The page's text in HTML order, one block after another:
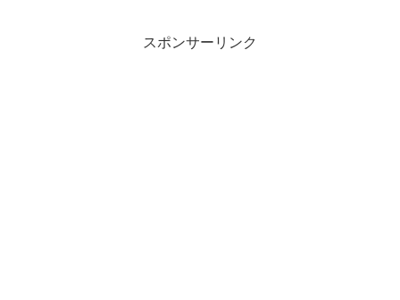
スポンサーリンク